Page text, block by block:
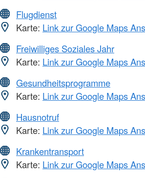
Flugdienst
Karte: Link zur Google Maps
Freiwilliges Soziales Jahr
Karte: Link zur Google Maps
Gesundheitsprogramme
Karte: Link zur Google Maps
Hausnotruf
Karte: Link zur Google Maps
Krankentransport
Karte: Link zur Google Maps